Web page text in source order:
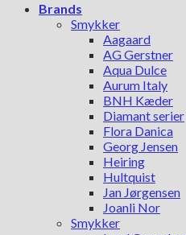
Brands
Smykker
Aagaard
AG Gerstner
Aqua Dulce
Aurum Italy
BNH Kæder
Diamant serier
Flora Danica
Georg Jensen
Heiring
Hultquist
Jan Jørgensen
Joanli Nor
Smykker